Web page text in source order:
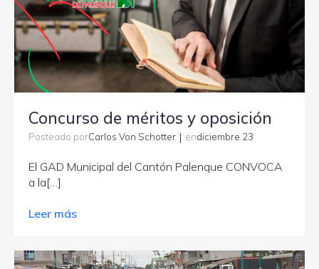
Concurso de méritos y oposición
Posteado porCarlos Von Schotter | endiciembre 23
El GAD Municipal del Cantón Palenque CONVOCA
a la[…]
Leer más